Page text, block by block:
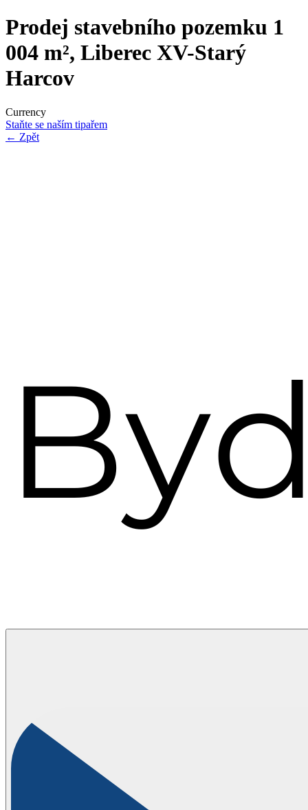
Prodej stavebního pozemku 1
004 m², Liberec XV-Starý
Harcov
Currency
Staňte se naším tipařem
← Zpět